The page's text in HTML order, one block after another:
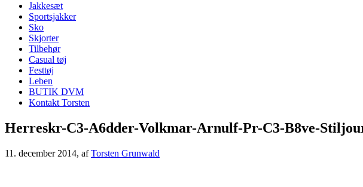
Jakkesæt
Sportsjakker
Sko
Skjorter
Tilbehør
Casual tøj
Festtøj
Leben
BUTIK DVM
Kontakt Torsten
Herreskr-C3-A6dder-Volkmar-Arnulf-Pr-C3-B8ve-
11. december 2014, afTorsten Grunwald